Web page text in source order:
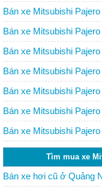
Bán xe Mitsubishi
Bán xe Mitsubishi
Bán xe Mitsubishi
Bán xe Mitsubishi
Bán xe Mitsubishi
Bán xe Mitsubishi
Bán xe Mitsubishi
Tìm mua xe
Bán xe hơi cũ ở Quảng